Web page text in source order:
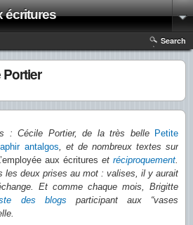
écritures
Search
: Cécile Portier, de la très belle Petite
antalgos, et de nombreux textes sur
aux écritures et réciproquement.
les deux prises au mot : valises, il y aurait
Et comme chaque mois, Brigitte
des blogs participant aux “vases